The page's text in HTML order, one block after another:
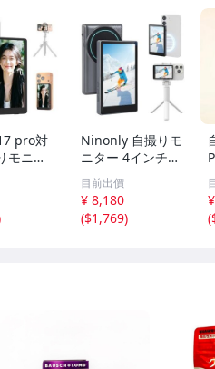
pro対
モニタ
用 自撮
4イ
型 ipho
ラモ
Ninonly 自撮りモ
ニター 4インチ大
画面 画面ミラー
リング Vlog撮影 i
Phone/Android
対応 【MagSafm
目前出價
¥ 8,180
($1,769)
(